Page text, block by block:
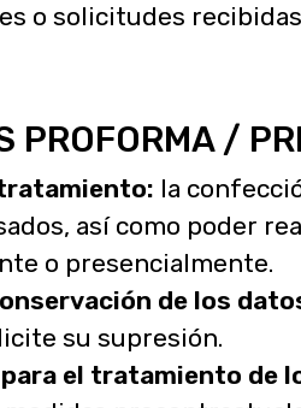
o solicitudes
PROFORMA /
la
así como poder
o presencialmente.
de los
su supresión.
el tratamiento de